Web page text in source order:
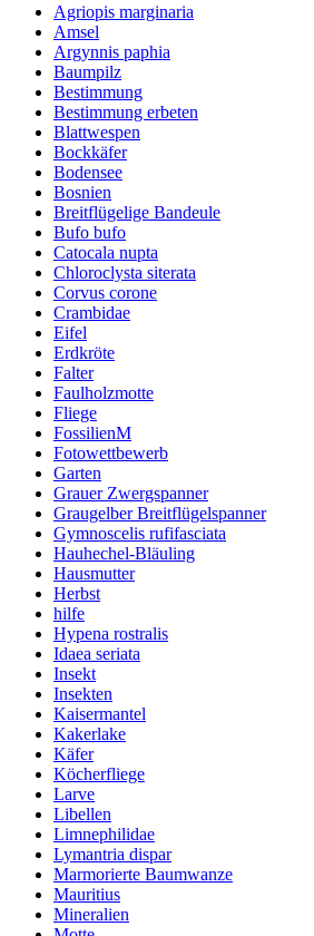
Agriopis marginaria
Amsel
Argynnis paphia
Baumpilz
Bestimmung
Bestimmung erbeten
Blattwespen
Bockkäfer
Bodensee
Bosnien
Breitflügelige Bandeule
Bufo bufo
Catocala nupta
Chloroclysta siterata
Corvus corone
Crambidae
Eifel
Erdkröte
Falter
Faulholzmotte
Fliege
FossilienM
Fotowettbewerb
Garten
Grauer Zwergspanner
Graugelber Breitflügelspanner
Gymnoscelis rufifasciata
Hauhechel-Bläuling
Hausmutter
Herbst
hilfe
Hypena rostralis
Idaea seriata
Insekt
Insekten
Kaisermantel
Kakerlake
Käfer
Köcherfliege
Larve
Libellen
Limnephilidae
Lymantria dispar
Marmorierte Baumwanze
Mauritius
Mineralien